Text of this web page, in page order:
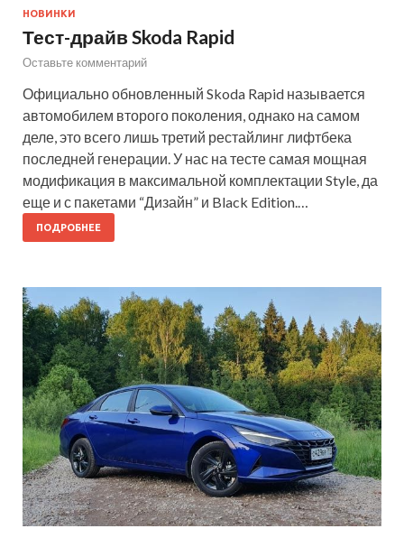
НОВИНКИ
Тест-драйв Skoda Rapid
Оставьте комментарий
Официально обновленный Skoda Rapid называется
автомобилем второго поколения, однако на самом
деле, это всего лишь третий рестайлинг лифтбека
последней генерации. У нас на тесте самая мощная
модификация в максимальной комплектации Style, да
еще и с пакетами “Дизайн” и Black Edition.…
ПОДРОБНЕЕ